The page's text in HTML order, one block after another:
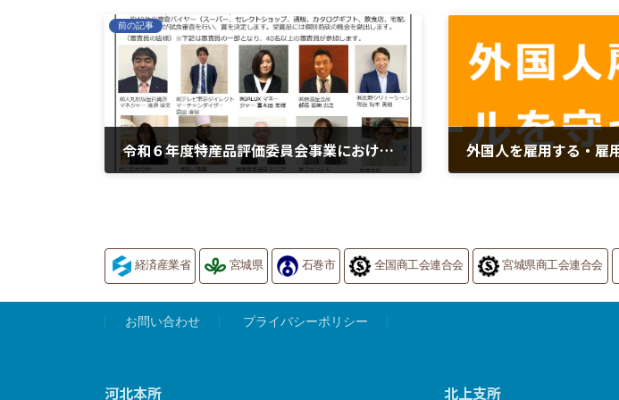
前の記事
令和６年度特産品評価委員会事業における 「buyer’s room 2024（9月の部）」の商品募集について
経済産業省 宮城県 石巻市 全国商工会連合会 宮城県商工会連合会
お問い合わせ プライバシーポリシー
河北本所 北上支所